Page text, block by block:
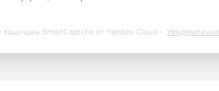
защищен SmartCaptcha от Yandex Cloud -